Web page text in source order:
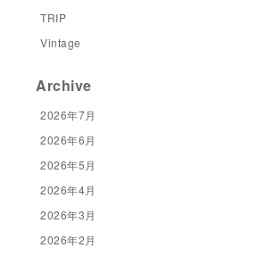
TRIP
Vintage
Archive
2026年7月
2026年6月
2026年5月
2026年4月
2026年3月
2026年2月